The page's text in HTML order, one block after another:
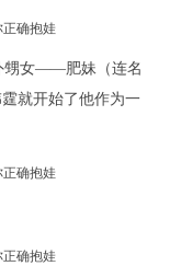
甥女——肥妹（连名
就开始了他作为一